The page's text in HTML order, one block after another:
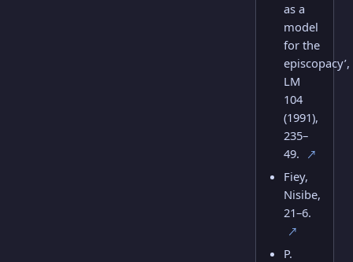
as a
model
for the
episcopacy’,
LM
104
(1991),
235–
49.
↗
Fiey,
Nisibe,
21–6.
↗
P.